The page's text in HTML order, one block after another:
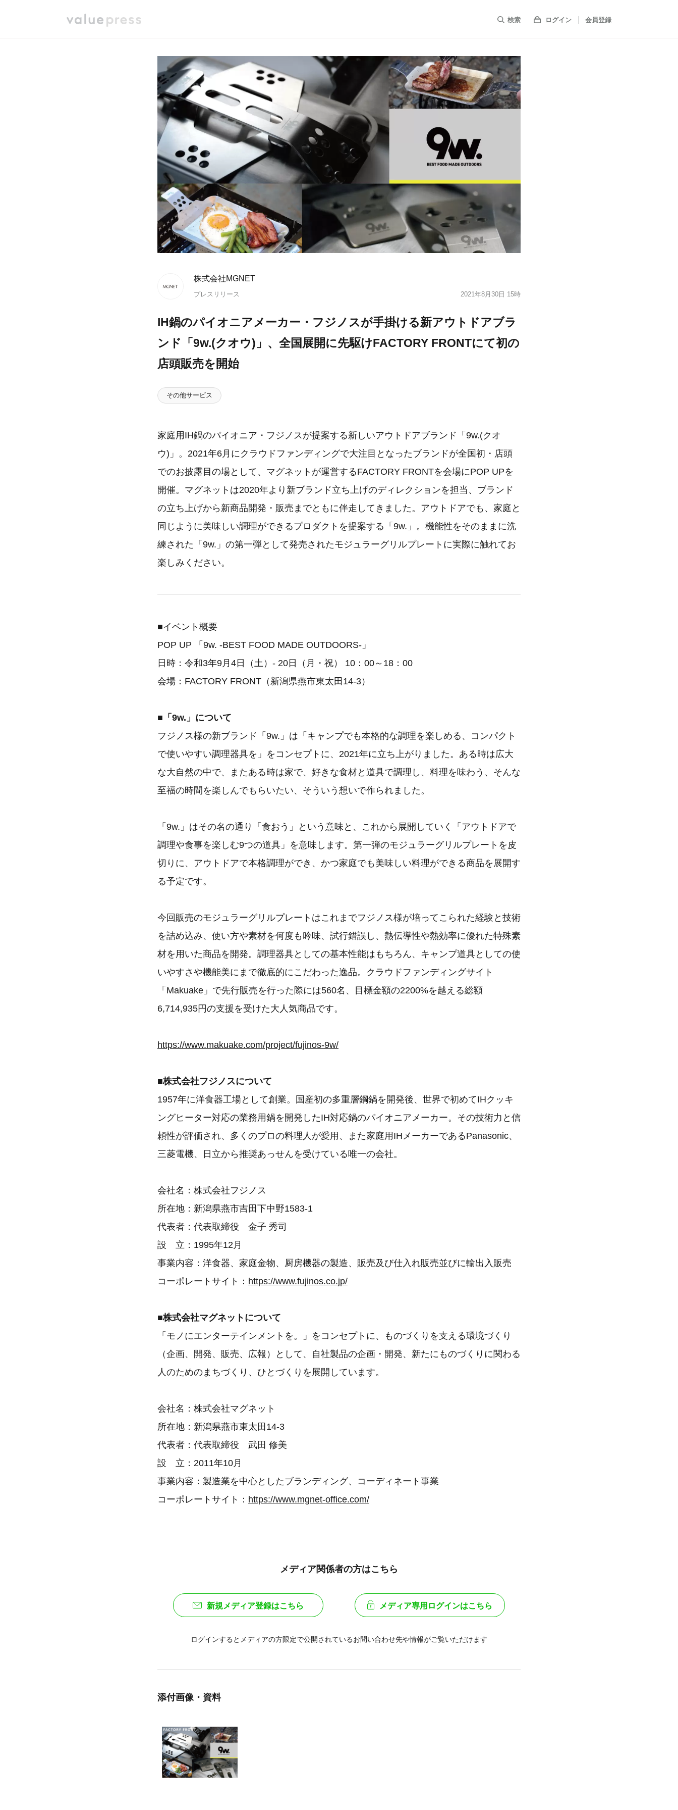
検索 ログイン 会員登録
株式会社MGNET
プレスリリース 2021年8月30日 15時
IH鍋のパイオニアメーカー・フジノスが手掛ける新アウトドアブラ
ンド「9w.(クオウ)」、全国展開に先駆けFACTORY FRONTにて初の
店頭販売を開始
その他サービス
家庭用IH鍋のパイオニア・フジノスが提案する新しいアウトドアブランド「9w.(クオ
ウ)」。2021年6月にクラウドファンディングで大注目となったブランドが全国初・店頭
でのお披露目の場として、マグネットが運営するFACTORY FRONTを会場にPOP UPを
開催。マグネットは2020年より新ブランド立ち上げのディレクションを担当、ブランド
の立ち上げから新商品開発・販売までともに伴走してきました。アウトドアでも、家庭と
同じように美味しい調理ができるプロダクトを提案する「9w.」。機能性をそのままに洗
練された「9w.」の第一弾として発売されたモジュラーグリルプレートに実際に触れてお
楽しみください。
■イベント概要
POP UP 「9w. -BEST FOOD MADE OUTDOORS-」
日時：令和3年9月4日（土）- 20日（月・祝） 10：00～18：00
会場：FACTORY FRONT（新潟県燕市東太田14-3）
■「9w.」について
フジノス様の新ブランド「9w.」は「キャンプでも本格的な調理を楽しめる、コンパクト
で使いやすい調理器具を」をコンセプトに、2021年に立ち上がりました。ある時は広大
な大自然の中で、またある時は家で、好きな食材と道具で調理し、料理を味わう、そんな
至福の時間を楽しんでもらいたい、そういう想いで作られました。
「9w.」はその名の通り「食おう」という意味と、これから展開していく「アウトドアで
調理や食事を楽しむ9つの道具」を意味します。第一弾のモジュラーグリルプレートを皮
切りに、アウトドアで本格調理ができ、かつ家庭でも美味しい料理ができる商品を展開す
る予定です。
今回販売のモジュラーグリルプレートはこれまでフジノス様が培ってこられた経験と技術
を詰め込み、使い方や素材を何度も吟味、試行錯誤し、熱伝導性や熱効率に優れた特殊素
材を用いた商品を開発。調理器具としての基本性能はもちろん、キャンプ道具としての使
いやすさや機能美にまで徹底的にこだわった逸品。クラウドファンディングサイト
「Makuake」で先行販売を行った際には560名、目標金額の2200%を越える総額
6,714,935円の支援を受けた大人気商品です。
https://www.makuake.com/project/fujinos-9w/
■株式会社フジノスについて
1957年に洋食器工場として創業。国産初の多重層鋼鍋を開発後、世界で初めてIHクッキ
ングヒーター対応の業務用鍋を開発したIH対応鍋のパイオニアメーカー。その技術力と信
頼性が評価され、多くのプロの料理人が愛用、また家庭用IHメーカーであるPanasonic、
三菱電機、日立から推奨あっせんを受けている唯一の会社。
会社名：株式会社フジノス
所在地：新潟県燕市吉田下中野1583-1
代表者：代表取締役 金子 秀司
設 立：1995年12月
事業内容：洋食器、家庭金物、厨房機器の製造、販売及び仕入れ販売並びに輸出入販売
コーポレートサイト： https://www.fujinos.co.jp/
■株式会社マグネットについて
「モノにエンターテインメントを。」をコンセプトに、ものづくりを支える環境づくり
（企画、開発、販売、広報）として、自社製品の企画・開発、新たにものづくりに関わる
人のためのまちづくり、ひとづくりを展開しています。
会社名：株式会社マグネット
所在地：新潟県燕市東太田14-3
代表者：代表取締役 武田 修美
設 立：2011年10月
事業内容：製造業を中心としたブランディング、コーディネート事業
コーポレートサイト： https://www.mgnet-office.com/
メディア関係者の方はこちら
新規メディア登録はこちら メディア専用ログインはこちら
ログインするとメディアの方限定で公開されているお問い合わせ先や情報がご覧いただけます
添付画像・資料